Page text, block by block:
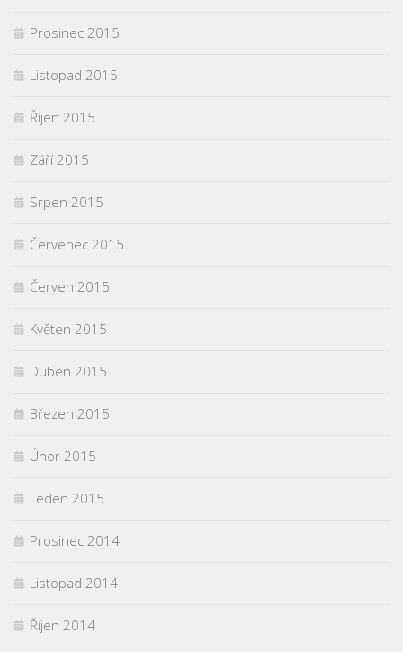
Prosinec 2015
Listopad 2015
Říjen 2015
Září 2015
Srpen 2015
Červenec 2015
Červen 2015
Květen 2015
Duben 2015
Březen 2015
Únor 2015
Leden 2015
Prosinec 2014
Listopad 2014
Říjen 2014